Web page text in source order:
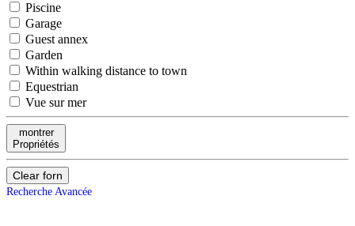
Piscine
Garage
Guest annex
Garden
Within walking distance to town
Equestrian
Vue sur mer
montrer
Propriétés
Clear forn
Recherche Avancée